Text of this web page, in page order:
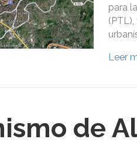
para
Leer
de